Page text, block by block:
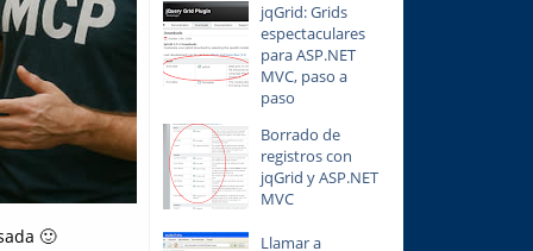
🙂
jqGrid: Grids
espectaculares
para ASP.NET
MVC, paso a
paso
Borrado de
registros con
jqGrid y ASP.NET
MVC
Llamar a